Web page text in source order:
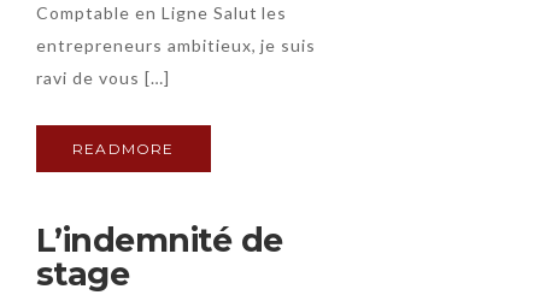
Comptable en Ligne Salut les
entrepreneurs ambitieux, je suis
ravi de vous […]
READMORE
L’indemnité de
stage